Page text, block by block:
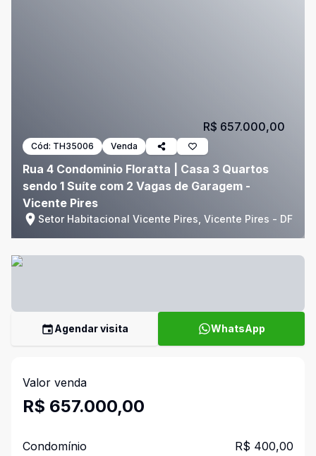
Cód: TH35006 Venda
Rua 4 Condominio Floratta | Casa 3 Quartos
sendo 1 Suíte com 2 Vagas de Garagem -
Vicente Pires
Setor Habitacional Vicente Pires, Vicente Pires - DF
R$ 657.000,00
Agendar visita WhatsApp
Valor venda
R$ 657.000,00
Condomínio R$ 400,00